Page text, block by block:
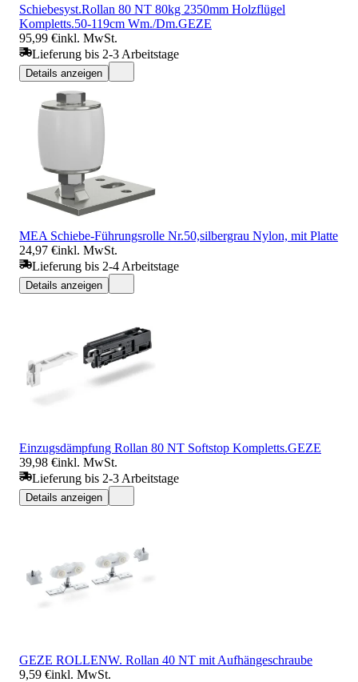
Schiebesyst.Rollan 80 NT 80kg 2350mm Holzflügel
Kompletts.50-119cm Wm./Dm.GEZE
95,99 €inkl. MwSt.
Lieferung bis 2-3 Arbeitstage
Details anzeigen
MEA Schiebe-Führungsrolle Nr.50,silbergrau Nylon, mit Platte
24,97 €inkl. MwSt.
Lieferung bis 2-4 Arbeitstage
Details anzeigen
Einzugsdämpfung Rollan 80 NT Softstop Kompletts.GEZE
39,98 €inkl. MwSt.
Lieferung bis 2-3 Arbeitstage
Details anzeigen
GEZE ROLLENW. Rollan 40 NT mit Aufhängeschraube
9,59 €inkl. MwSt.